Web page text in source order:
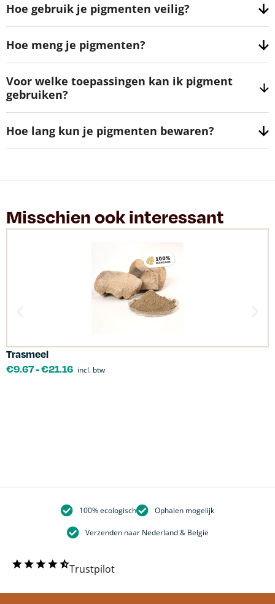
Hoe gebruik je pigmenten veilig?
Hoe meng je pigmenten?
Voor welke toepassingen kan ik pigment
gebruiken?
Hoe lang kun je pigmenten bewaren?
Misschien ook interessant
Trasmeel
€9.67-€21.16 incl. btw
100% ecologisch Ophalen mogelijk
Verzenden naar Nederland & België
Trustpilot